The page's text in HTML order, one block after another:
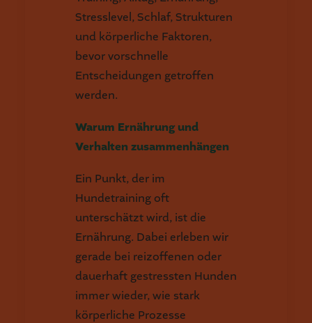
Stresslevel, Schlaf, Strukturen
und körperliche Faktoren,
bevor vorschnelle
Entscheidungen getroffen
werden.
Warum Ernährung und
Verhalten zusammenhängen
Ein Punkt, der im
Hundetraining oft
unterschätzt wird, ist die
Ernährung. Dabei erleben wir
gerade bei reizoffenen oder
dauerhaft gestressten Hunden
immer wieder, wie stark
körperliche Prozesse